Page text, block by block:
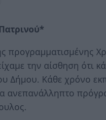
προγραμματισμένης
την αίσθηση ότι
Δήμου. Κάθε χρόνο
ανεπανάλληπτο